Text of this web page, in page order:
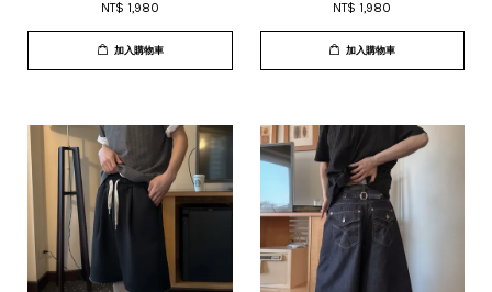
NT$ 1,980
加入購物車
NT$ 1,980
加入購物車